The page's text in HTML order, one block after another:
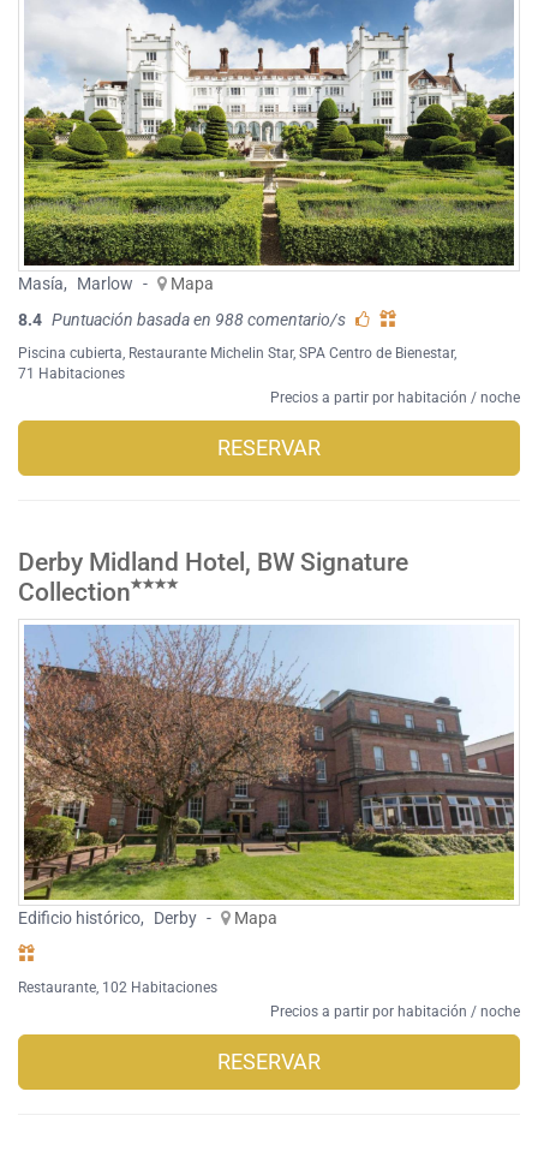
Masía, Marlow -
Mapa
8.4 Puntuación basada en 988 comentario/s
Piscina cubierta Restaurante Michelin Star, SPA Centro de Bienestar,
71 Habitaciones
Precios a partir por habitación / noche
RESERVAR
Derby Midland Hotel, BW Signature
Collection
Edificio histórico, Derby - Mapa
Restaurante, 102 Habitaciones
Precios a partir por habitación / noche
RESERVAR